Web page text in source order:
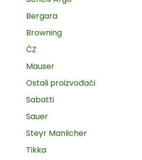
Bergara
Browning
ČZ
Mauser
Ostali proizvođači
Sabatti
Sauer
Steyr Manlicher
Tikka